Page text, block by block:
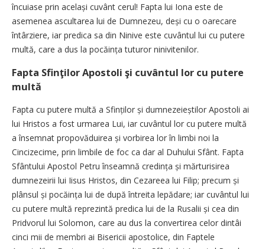
încuiase prin același cuvânt cerul! Fapta lui Iona este de
asemenea ascultarea lui de Dumnezeu, deși cu o oarecare
întârziere, iar predica sa din Ninive este cuvântul lui cu putere
multă, care a dus la pocăința tuturor ninivitenilor.
Fapta Sfinţilor Apostoli şi cuvântul lor cu putere
multă
Fapta cu putere multă a Sfinților și dumnezeieștilor Apostoli ai
lui Hristos a fost urmarea Lui, iar cuvântul lor cu putere multă
a însemnat propovăduirea și vorbirea lor în limbi noi la
Cincizecime, prin limbile de foc ca dar al Duhului Sfânt. Fapta
Sfântului Apostol Petru înseamnă credința și mărturisirea
dumnezeirii lui Iisus Hristos, din Cezareea lui Filip; precum și
plânsul și pocăința lui de după întreita lepădare; iar cuvântul lui
cu putere multă reprezintă predica lui de la Rusalii și cea din
Pridvorul lui Solomon, care au dus la convertirea celor dintâi
cinci mii de membri ai Bisericii apostolice, din Faptele